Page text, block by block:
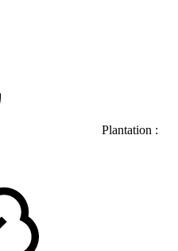
Plantation :